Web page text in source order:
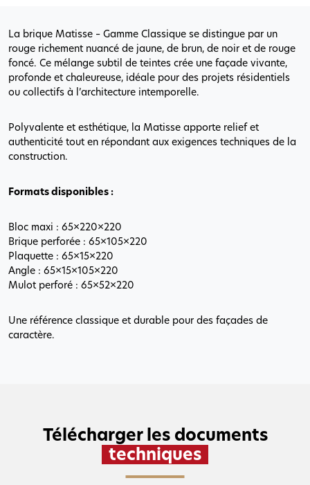
La brique Matisse – Gamme Classique se distingue par un
rouge richement nuancé de jaune, de brun, de noir et de rouge
foncé. Ce mélange subtil de teintes crée une façade vivante,
profonde et chaleureuse, idéale pour des projets résidentiels
ou collectifs à l’architecture intemporelle.
Polyvalente et esthétique, la Matisse apporte relief et
authenticité tout en répondant aux exigences techniques de la
construction.
Formats disponibles :
Bloc maxi : 65×220×220
Brique perforée : 65×105×220
Plaquette : 65×15×220
Angle : 65×15×105×220
Mulot perforé : 65×52×220
Une référence classique et durable pour des façades de
caractère.
Télécharger les documents
techniques